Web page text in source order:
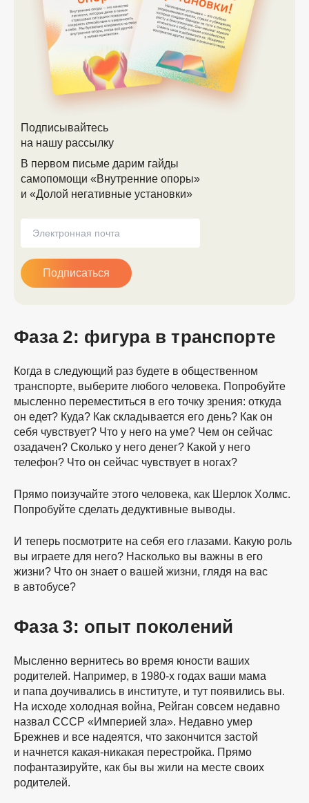
Подписывайтесь
на нашу рассылку
В первом письме дарим гайды
самопомощи «Внутренние опоры»
и «Долой негативные установки»
Подписаться
Фаза 2: фигура в транспорте
Когда в следующий раз будете в общественном
транспорте, выберите любого человека. Попробуйте
мысленно переместиться в его точку зрения: откуда
он едет? Куда? Как складывается его день? Как он
себя чувствует? Что у него на уме? Чем он сейчас
озадачен? Сколько у него денег? Какой у него
телефон? Что он сейчас чувствует в ногах?
Прямо поизучайте этого человека, как Шерлок Холмс.
Попробуйте сделать дедуктивные выводы.
И теперь посмотрите на себя его глазами. Какую роль
вы играете для него? Насколько вы важны в его
жизни? Что он знает о вашей жизни, глядя на вас
в автобусе?
Фаза 3: опыт поколений
Мысленно вернитесь во время юности ваших
родителей. Например, в 1980-х годах ваши мама
и папа доучивались в институте, и тут появились вы.
На исходе холодная война, Рейган совсем недавно
назвал СССР «Империей зла». Недавно умер
Брежнев и все надеятся, что закончится застой
и начнется какая-никакая перестройка. Прямо
пофантазируйте, как бы вы жили на месте своих
родителей.